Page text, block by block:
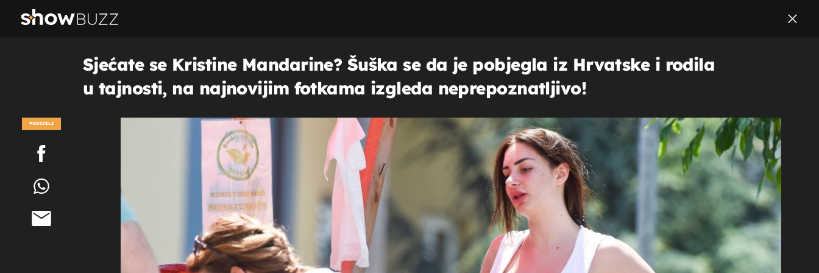
Sjećate se Kristine Mandarine? Šuška se da je pobjegla iz Hrvatske i rodila
u tajnosti, na najnovijim fotkama izgleda neprepoznatljivo!
PODIJELI